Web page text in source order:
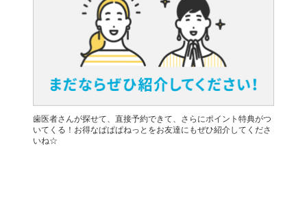
歯医者さんが探せて、直接予約できて、さらにポイント特典がつ
いてくる！お得なぱぱぱねっとをお友達にもぜひ紹介してくださ
いね☆